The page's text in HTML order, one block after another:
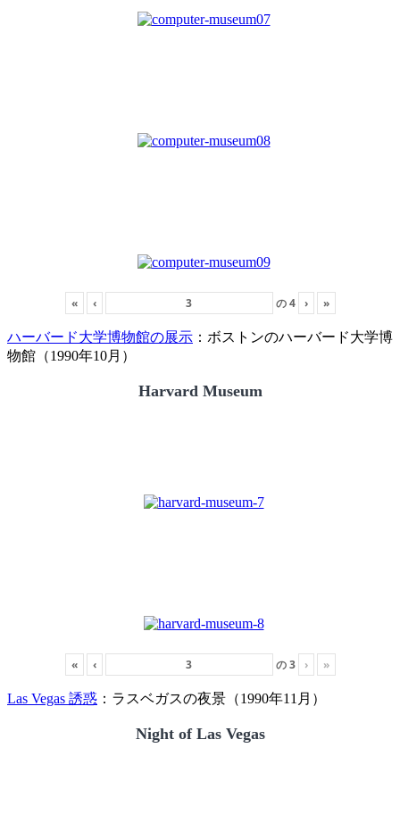
« ‹ の4 › »
ハーバード大学博物館の展示 ：ボストンのハーバード大学博
物館（1990年10月）
Harvard Museum
« ‹ の3 › »
Las Vegas 誘惑 ：ラスベガスの夜景（1990年11月）
Night of Las Vegas